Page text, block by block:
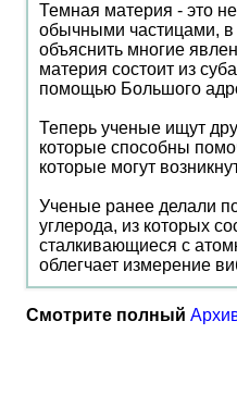
Темная материя - это
обычными частицами, в
объяснить многие
материя состоит из
помощью Большого
Теперь ученые ищут
которые способны
которые могут
Ученые ранее делали
углерода, из которых
сталкивающиеся с
облегчает измерение
Смотрите полный